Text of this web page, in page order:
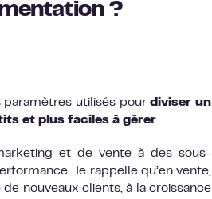
?
paramètres utilisés pourdiviser un
et plus faciles à gérer.
et de vente à des sous-
Je rappelle qu’en vente,
nouveaux clients, à la croissance